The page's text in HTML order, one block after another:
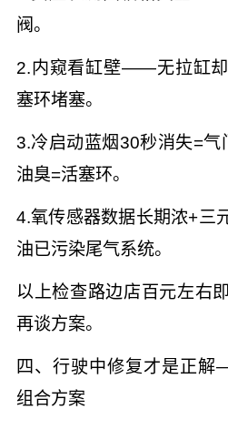
阀。
2.内窥看缸壁——无拉缸
塞环堵塞。
3.冷启动蓝烟30秒消失=气
油臭=活塞环。
4.氧传感器数据长期浓+三
油已污染尾气系统。
以上检查路边店百元左右
再谈方案。
四、行驶中修复才是正
组合方案